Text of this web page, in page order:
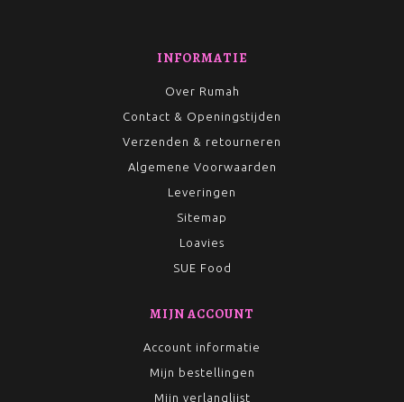
INFORMATIE
Over Rumah
Contact & Openingstijden
Verzenden & retourneren
Algemene Voorwaarden
Leveringen
Sitemap
Loavies
SUE Food
MIJN ACCOUNT
Account informatie
Mijn bestellingen
Mijn verlanglijst